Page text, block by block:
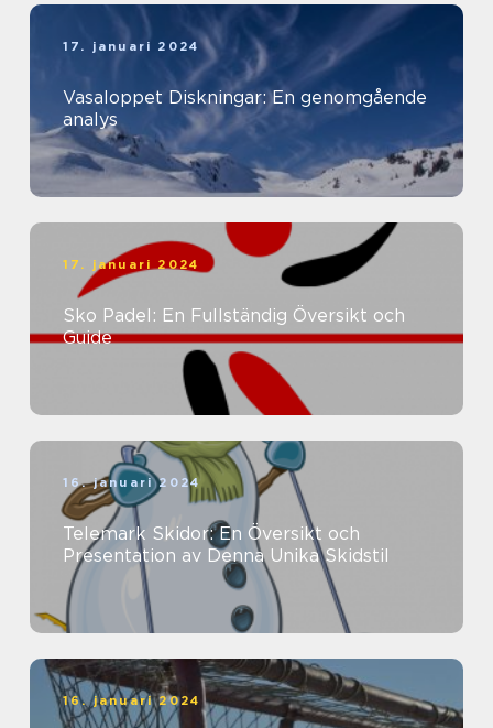
17. januari 2024
Vasaloppet Diskningar: En genomgående
analys
17. januari 2024
Sko Padel: En Fullständig Översikt och
Guide
16. januari 2024
Telemark Skidor: En Översikt och
Presentation av Denna Unika Skidstil
16. januari 2024